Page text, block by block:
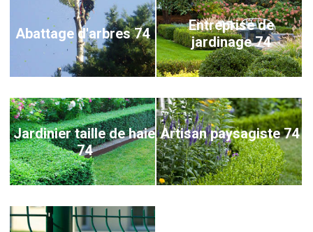
Abattage d'arbres 74
Entreprise de
jardinage 74
Jardinier taille de haie
74
Artisan paysagiste 74